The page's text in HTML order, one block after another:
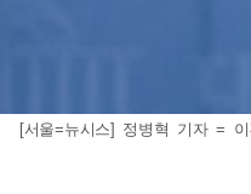
[서울=뉴시스] 정병혁 기자 =